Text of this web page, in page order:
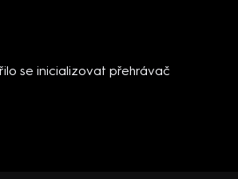
se inicializovat přehrávač